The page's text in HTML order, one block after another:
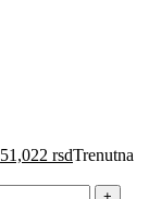
51,022 rsdTrenutna